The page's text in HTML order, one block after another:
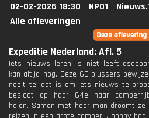
02-02-2026 18:30 NPO1
Alle afleveringen
Expeditie Nederland: Afl. 5
Iets nieuws leren is niet
kan altijd nog. Deze 60-plussers
nooit te laat is om iets nieuws te
besloot op haar 64e haar
halen. Samen met haar man droomt ze